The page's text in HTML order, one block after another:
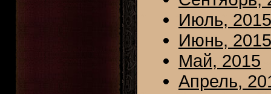
Июль, 2015
Июнь, 2015
Май, 2015
Апрель,